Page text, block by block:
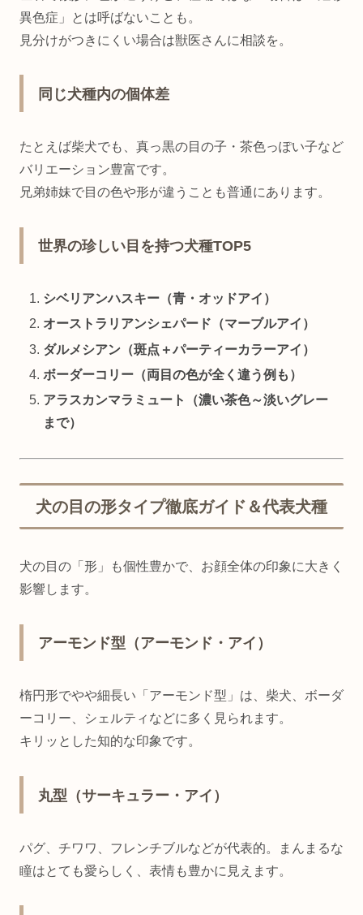
異色症」とは呼ばないことも。
見分けがつきにくい場合は獣医さんに相談を。
同じ犬種内の個体差
たとえば柴犬でも、真っ黒の目の子・茶色っぽい子など
バリエーション豊富です。
兄弟姉妹で目の色や形が違うことも普通にあります。
世界の珍しい目を持つ犬種TOP5
シベリアンハスキー（青・オッドアイ）
オーストラリアンシェパード（マーブルアイ）
ダルメシアン（斑点＋パーティーカラーアイ）
ボーダーコリー（両目の色が全く違う例も）
アラスカンマラミュート（濃い茶色～淡いグレー
まで）
犬の目の形タイプ徹底ガイド＆代表犬種
犬の目の「形」も個性豊かで、お顔全体の印象に大きく
影響します。
アーモンド型（アーモンド・アイ）
楕円形でやや細長い「アーモンド型」は、柴犬、ボーダ
ーコリー、シェルティなどに多く見られます。
キリッとした知的な印象です。
丸型（サーキュラー・アイ）
パグ、チワワ、フレンチブルなどが代表的。まんまるな
瞳はとても愛らしく、表情も豊かに見えます。